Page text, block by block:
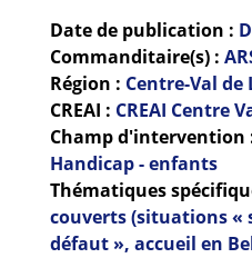
Actualités
ARSENE
Date de publication :
Commanditaire(s) :
Région : Centre-Val de
CREAI : CREAI Centre
Champ d'intervention
Handicap - enfants
Thématiques
couverts (situations «
défaut », accueil en